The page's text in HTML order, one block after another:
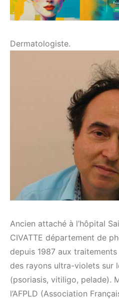
Dermatologiste.
Ancien attaché à l’hôpital
CIVATTE département de
depuis 1987 aux
des rayons ultra-violets sur
(psoriasis, vitiligo, pelade).
l’AFPLD (Association